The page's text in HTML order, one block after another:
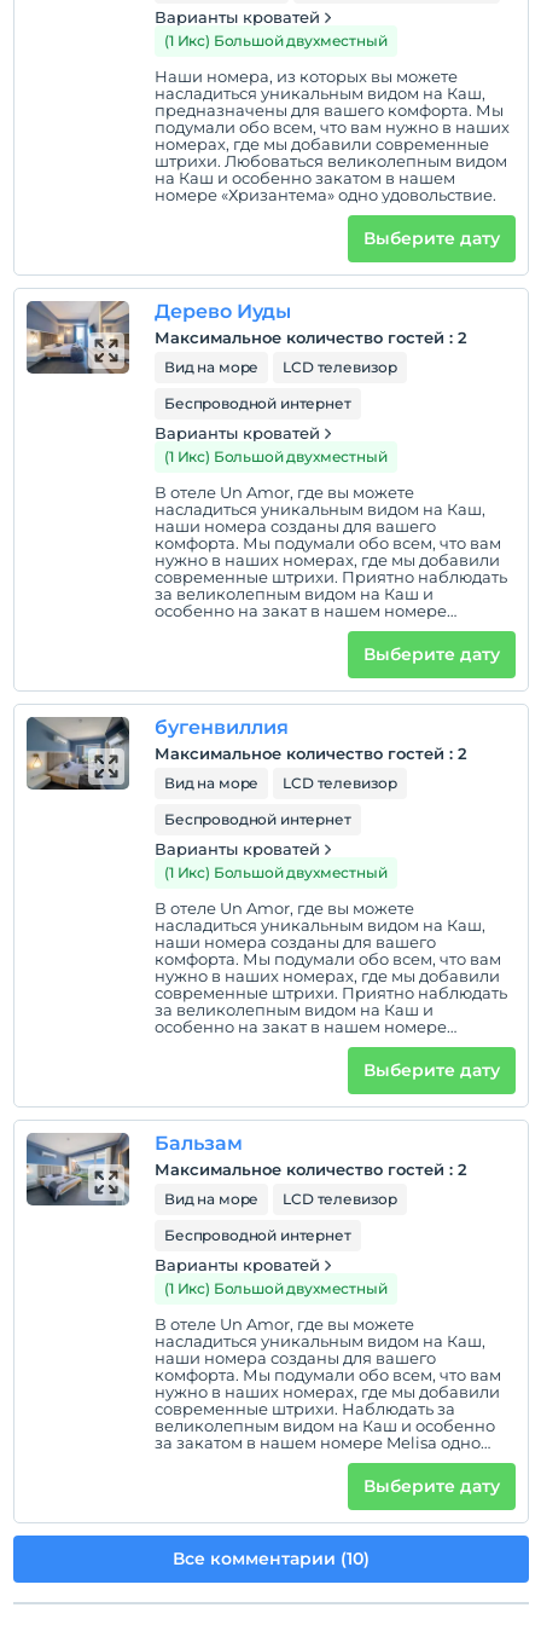
Варианты кроватей
(1 Икс) Большой двухместный
Наши номера, из которых вы можете
насладиться уникальным видом на Каш,
предназначены для вашего комфорта. Мы
подумали обо всем, что вам нужно в наших
номерах, где мы добавили современные
штрихи. Любоваться великолепным видом
на Каш и особенно закатом в нашем
номере «Хризантема» одно удовольствие.
Выберите дату
Дерево Иуды
Максимальное количество гостей : 2
Вид на море
LCD телевизор
Беспроводной интернет
Варианты кроватей
(1 Икс) Большой двухместный
В отеле Un Amor, где вы можете
насладиться уникальным видом на Каш,
наши номера созданы для вашего
комфорта. Мы подумали обо всем, что вам
нужно в наших номерах, где мы добавили
современные штрихи. Приятно наблюдать
за великолепным видом на Каш и
особенно на закат в нашем номере
балконе есть гостиная, где мы можем снять
усталость дня. На балконе качели, стол и 2
стула. На нашем балконе также есть
потолок и механизм навеса, который
пульта дистанционного управления.
Выберите дату
бугенвиллия
Максимальное количество гостей : 2
Вид на море
LCD телевизор
Беспроводной интернет
Варианты кроватей
(1 Икс) Большой двухместный
В отеле Un Amor, где вы можете
насладиться уникальным видом на Каш,
наши номера созданы для вашего
комфорта. Мы подумали обо всем, что вам
нужно в наших номерах, где мы добавили
современные штрихи. Приятно наблюдать
за великолепным видом на Каш и
особенно на закат в нашем номере
море из нашего номера Bougainvillea,
расположенного на первом этаже.
Выберите дату
Бальзам
Максимальное количество гостей : 2
Вид на море
LCD телевизор
Беспроводной интернет
Варианты кроватей
(1 Икс) Большой двухместный
В отеле Un Amor, где вы можете
насладиться уникальным видом на Каш,
наши номера созданы для вашего
комфорта. Мы подумали обо всем, что вам
нужно в наших номерах, где мы добавили
современные штрихи. Наблюдать за
великолепным видом на Каш и особенно
за закатом в нашем номере Melisa одно
большом балконе есть гостиная, где мы
можем снять усталость дня. На балконе
качели, стол и 2 стула. На нашем балконе
также есть потолок и механизм навеса,
помощью пульта дистанционного
Выберите дату
Все комментарии (10)